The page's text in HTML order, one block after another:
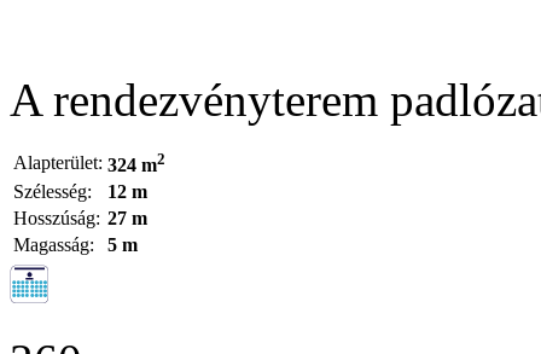
A rendezvényterem
Alapterület: 324 m2
Szélesség:
12 m
Hosszúság: 27 m
Magasság:
5 m